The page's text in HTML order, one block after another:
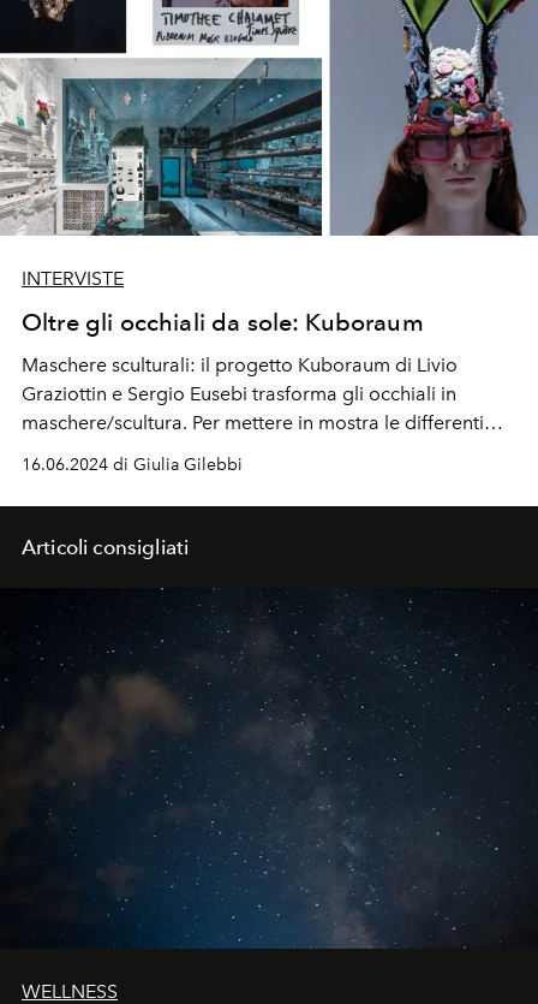
INTERVISTE
Oltre gli occhiali da sole: Kuboraum
Maschere sculturali: il progetto Kuboraum di Livio
Graziottin e Sergio Eusebi trasforma gli occhiali in
maschere/scultura. Per mettere in mostra le differenti
Digital Sound residency.
16.06.2024 di Giulia Gilebbi
Articoli consigliati
WELLNESS